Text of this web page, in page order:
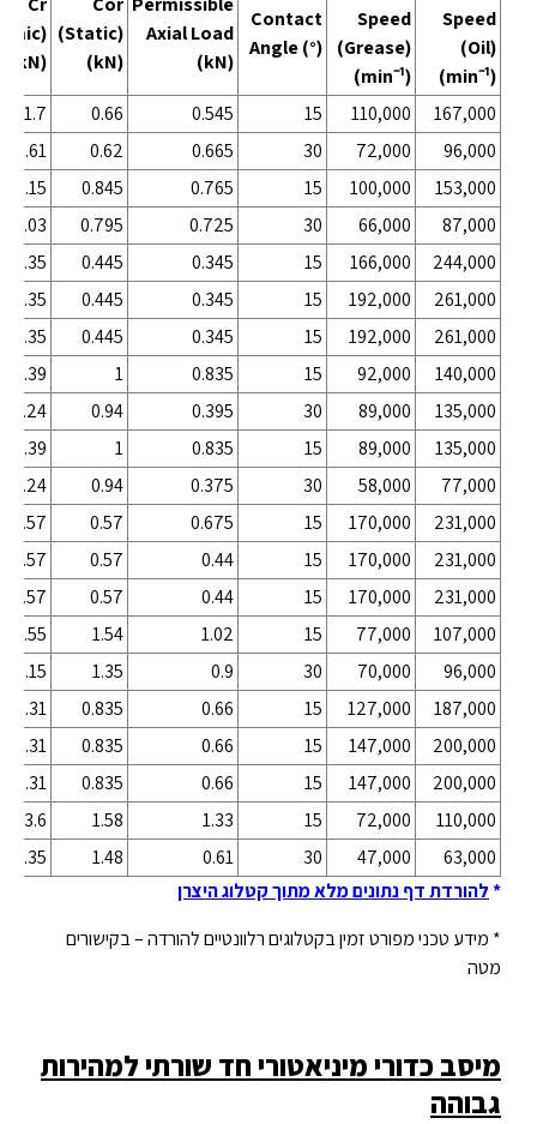
(kN)
(Static)
(kN)
Axial Load
(kN)
Contact
Angle (°)
Speed
(Grease)
(min⁻¹)
Speed
(Oil)
(min⁻¹)
1.7
0.66 0.545 15 110,000
167,000
1.61
0.62 0.665 30 72,000
96,000
2.15
0.845 0.765 15 100,000
153,000
2.03
0.795 0.725 30 66,000
87,000
1.35
0.445 0.345 15 166,000
244,000
1.35
0.445 0.345 15 192,000
261,000
1.35
0.445 0.345 15 192,000
261,000
2.39
1 0.835 15 92,000
140,000
2.24
0.94 0.395 30 89,000
135,000
2.39
1 0.835 15 89,000
135,000
2.24
0.94 0.375 30 58,000
77,000
1.57
0.57 0.675 15 170,000
231,000
1.57
0.57 0.44 15 170,000
231,000
1.57
0.57 0.44 15 170,000
231,000
3.55
1.54 1.02 15 77,000
107,000
3.15
1.35 0.9 30 70,000
96,000
2.31
0.835 0.66 15 127,000
187,000
2.31
0.835 0.66 15 147,000
200,000
2.31
0.835 0.66 15 147,000
200,000
3.6
1.58 1.33 15 72,000
110,000
3.35
1.48 0.61 30 47,000
63,000
*להורדת דף נתונים מלא מתוך קטלוג היצרן
* מידע טכני מפורט זמין בקטלוגים רלוונטיים להורדה – בקישורים
מטה
מיסב כדורי מיניאטורי חד שורתי למהירות
גבוהה